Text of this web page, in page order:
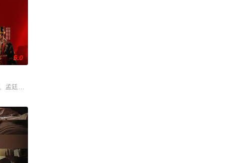
她从恨意中涅槃重生，借私生女桑
5.0
孟廷辉，大平王朝有史以来个以女子进士科三元及第入翰林院的奇女子。